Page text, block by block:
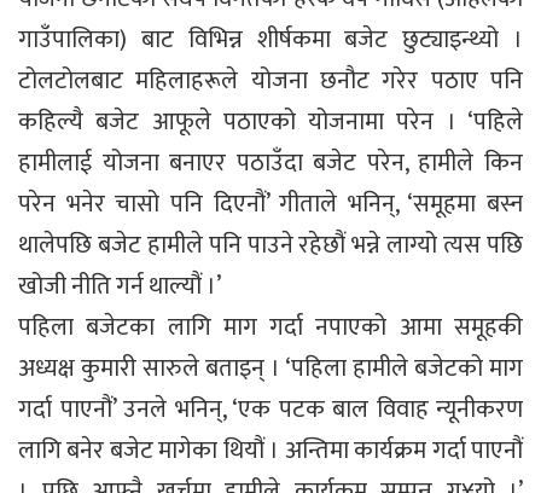
गाउँपालिका) बाट विभिन्न शीर्षकमा बजेट छुट्याइन्थ्यो ।
टोलटोलबाट महिलाहरूले योजना छनौट गरेर पठाए पनि
कहिल्यै बजेट आफूले पठाएको योजनामा परेन । ‘पहिले
हामीलाई योजना बनाएर पठाउँदा बजेट परेन, हामीले किन
परेन भनेर चासो पनि दिएनौं’ गीताले भनिन्, ‘समूहमा बस्न
थालेपछि बजेट हामीले पनि पाउने रहेछौं भन्ने लाग्यो त्यस पछि
खोजी नीति गर्न थाल्यौं ।’
पहिला बजेटका लागि माग गर्दा नपाएको आमा समूहकी
अध्यक्ष कुमारी सारुले बताइन् । ‘पहिला हामीले बजेटको माग
गर्दा पाएनौं’ उनले भनिन्, ‘एक पटक बाल विवाह न्यूनीकरण
लागि बनेर बजेट मागेका थियौं । अन्तिमा कार्यक्रम गर्दा पाएनौं